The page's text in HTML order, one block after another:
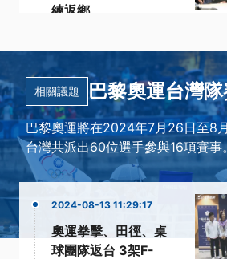
練返鄉
林郁婷·鶯歌·更多...
相關議題 巴黎奧運台灣
巴黎奧運將在2024年7月26日至8
台灣共派出60位選手參與16項賽事
2024-08-13 11:29:17
奧運拳擊、田徑、桌
球團隊返台 3架F-